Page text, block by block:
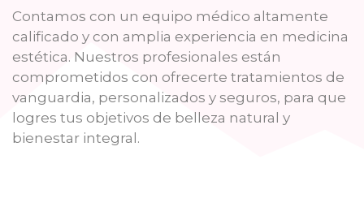
Contamos con un equipo médico altamente
calificado y con amplia experiencia en medicina
estética. Nuestros profesionales están
comprometidos con ofrecerte tratamientos de
vanguardia, personalizados y seguros, para que
logres tus objetivos de belleza natural y
bienestar integral.